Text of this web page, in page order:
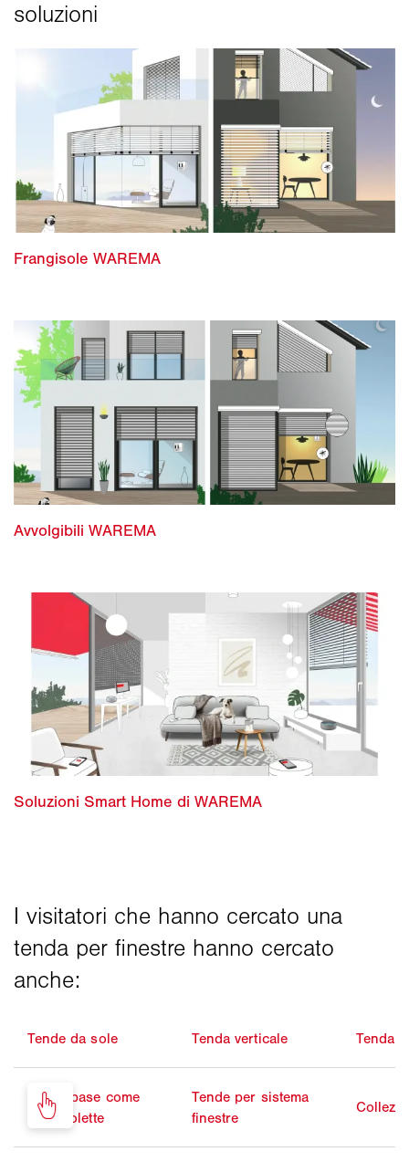
Tende da sole Tenda verticale Tenda
Tende base come
markisolette
Tende per sistema
finestre